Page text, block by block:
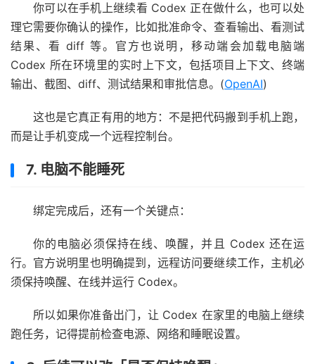
你可以在手机上继续看 Codex 正在做什么，也可以处
理它需要你确认的操作，比如批准命令、查看输出、看测试
结果、看 diff 等。官方也说明，移动端会加载电脑端
Codex 所在环境里的实时上下文，包括项目上下文、终端
输出、截图、diff、测试结果和审批信息。(OpenAI)
这也是它真正有用的地方：不是把代码搬到手机上跑，
而是让手机变成一个远程控制台。
7. 电脑不能睡死
绑定完成后，还有一个关键点：
你的电脑必须保持在线、唤醒，并且 Codex 还在运
行。官方说明里也明确提到，远程访问要继续工作，主机必
须保持唤醒、在线并运行 Codex。
所以如果你准备出门，让 Codex 在家里的电脑上继续
跑任务，记得提前检查电源、网络和睡眠设置。